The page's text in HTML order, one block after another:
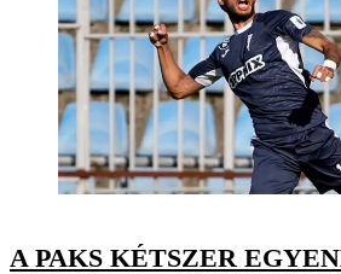
A PAKS KÉTSZER